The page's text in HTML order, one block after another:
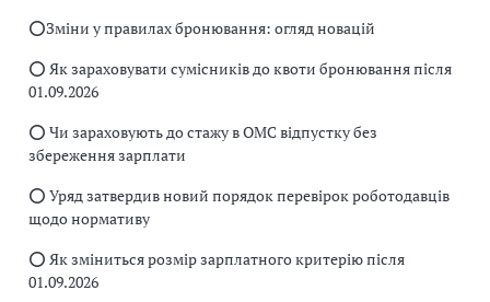
⭕️Зміни у правилах бронювання: огляд новацій
⭕️ Як зараховувати сумісників до квоти бронювання після
01.09.2026
⭕️ Чи зараховують до стажу в ОМС відпустку без
збереження зарплати
⭕️ Уряд затвердив новий порядок перевірок роботодавців
щодо нормативу
⭕️ Як зміниться розмір зарплатного критерію після
01.09.2026